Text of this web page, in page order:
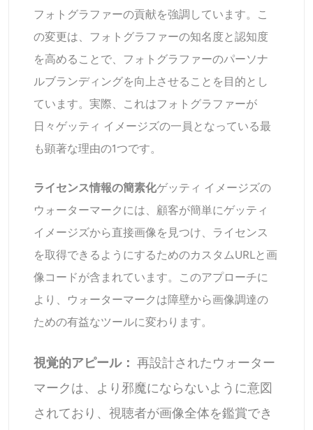
フォトグラファーの貢献を強調しています。こ
の変更は、フォトグラファーの知名度と認知度
を高めることで、フォトグラファーのパーソナ
ルブランディングを向上させることを目的とし
ています。実際、これはフォトグラファーが
日々ゲッティ イメージズの一員となっている最
も顕著な理由の1つです。
ライセンス情報の簡素化ゲッティ イメージズの
ウォーターマークには、顧客が簡単にゲッティ
イメージズから直接画像を見つけ、ライセンス
を取得できるようにするためのカスタムURLと画
像コードが含まれています。このアプローチに
より、ウォーターマークは障壁から画像調達の
ための有益なツールに変わります。
視覚的アピール：再設計されたウォーター
マークは、より邪魔にならないように意図
されており、視聴者が画像全体を鑑賞でき